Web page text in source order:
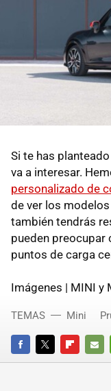
Si te has
va a interesar.
personalizado de
de ver los
también tendrás
pueden preocupar
puntos de carga
Imágenes | MINI y
FACEBOOKTWITTERFLIPBOARD
E-
TEMAS Mini